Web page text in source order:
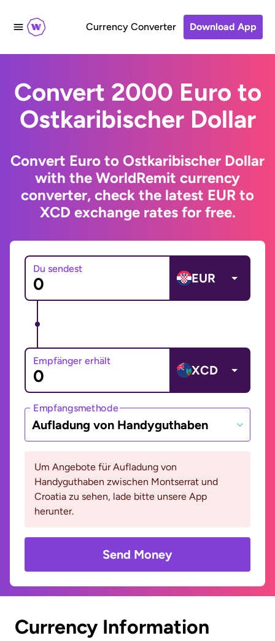
Currency Converter Download App
Convert 2000 Euro to
Ostkaribischer Dollar
Convert Euro to Ostkaribischer Dollar
with the WorldRemit currency
converter, check the latest EUR to
XCD exchange rates for free.
Du sendest
EUR
Empfänger erhält
XCD
Empfangsmethode
Aufladung von Handyguthaben
Um Angebote für Aufladung von
Handyguthaben zwischen Montserrat und
Croatia zu sehen, lade bitte unsere App
herunter.
Send Money
Currency Information